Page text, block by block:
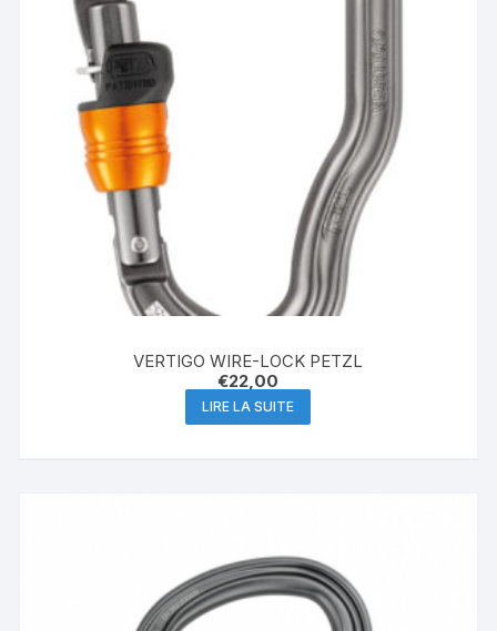
VERTIGO WIRE-LOCK PETZL
€22,00
LIRE LA SUITE